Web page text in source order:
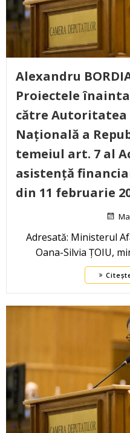
Alexandru
Proiectele
către Autoritatea
Națională a
temeiul art. 7 al
asistență
din 11 februarie
Adresată: Ministerul
Oana-Silvia ȚOIU,